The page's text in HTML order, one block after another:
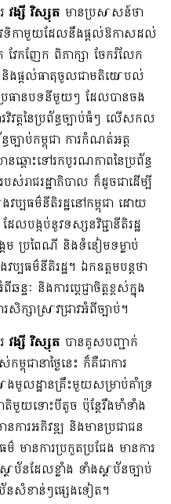
វង្សី វិស្សុត មានប្រសាសន៍ថា
េទិកាមួយដែលនឹងផ្តល់ឱកាសដល់
ែកញែក ពិភាក្សា ចែករំលែក
ងផ្តល់ធាតុចូលជាមតិយោបល់
រធានបទនីមួយៗ ដែលបានចង
ត្តនៃប្រព័ន្ធច្បាប់ធំៗ លើសកល
ច្បាប់កម្ពុជា ការកំណត់អត្ត
ឆ្ពោះទៅរកបូរណភាពនៃប្រព័ន្ធ
ស់រាជរដ្ឋាភិបាល ក៏ដូចជាដើម្បី
ប្បធម៌នីតិរដ្ឋនៅកម្ពុជា ដោយ
ែលបង្កប់នូវទស្សនវិជ្ជានីតិរដ្ឋ
ប្រពៃណី និងទំនៀមទម្លាប់
បធម៌នីតិរដ្ឋ។ ឯកឧត្តមបន្តថា
ទៈ និងការប្តេជ្ញាចិត្តខ្ពស់ក្នុង
សិក្សាស្រាវជ្រាវអំពីច្បាប់។
វង្សី វិស្សុត បានគូសបញ្ជាក់
ពុជានាថ្ងៃនេះ ក៏គឺជាការ
ងមូលដ្ឋានគ្រឹះមួយសម្រាប់គាំទ្រ
តិមួយទោះបីតូច ប៉ុន្តែរឹងមាំទាំង
ការអភិវឌ្ឍ និងមានប្រជាជន
មានការប្រកួតប្រជែង មានការ
ប័នដែលខ្លាំង ទាំងស្ថាប័នច្បាប់
ប័នសំខាន់ៗផ្សេងទៀត។